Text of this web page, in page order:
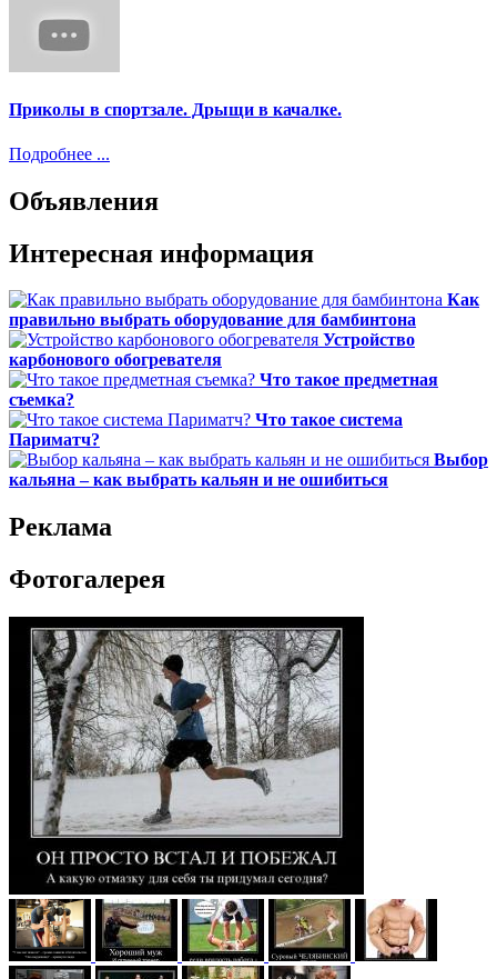
Приколы в спортзале. Дрыщи в качалке.
Подробнее ...
Объявления
Интересная информация
Как
правильно выбрать оборудование для бамбинтона
Устройство
карбонового обогревателя
Что такое предметная
съемка?
Что такое система
Париматч?
Выбор
кальяна – как выбрать кальян и не ошибиться
Реклама
Фотогалерея